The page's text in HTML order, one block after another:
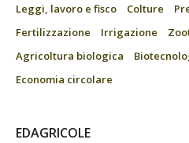
Leggi, lavoro e fisco
Colture
Fertilizzazione
Irrigazione
Agricoltura biologica
Economia circolare
EDAGRICOLE